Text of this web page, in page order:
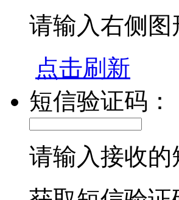
请输入右侧图
点击刷新
短信验证码：
请输入接收